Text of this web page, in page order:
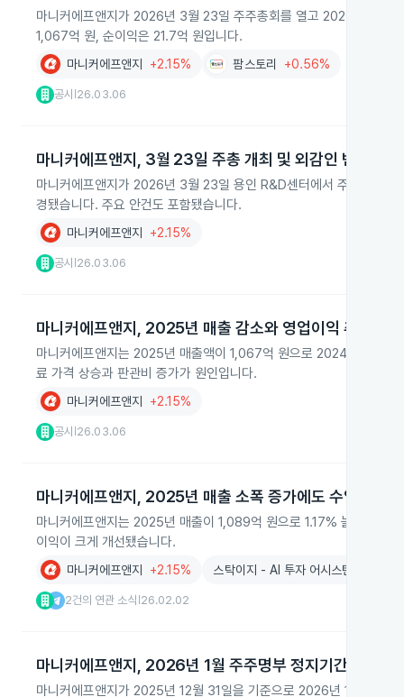
마니커에프앤지가 2026년 3월 23일 주주총회를 열고 2025년 재무
1,067억 원, 순이익은 21.7억 원입니다.
마니커에프앤지 +2.15% 팜스토리 +0.56%
공시 26.03.06
마니커에프앤지, 3월 23일 주총 개최 및 외감인 변경
마니커에프앤지가 2026년 3월 23일 용인 R&D센터에서 주주총회
경됐습니다. 주요 안건도 포함됐습니다.
마니커에프앤지 +2.15%
공시 26.03.06
마니커에프앤지, 2025년 매출 감소와 영업이익 추락
마니커에프앤지는 2025년 매출액이 1,067억 원으로 2024년보다
료 가격 상승과 판관비 증가가 원인입니다.
마니커에프앤지 +2.15%
공시 26.03.06
마니커에프앤지, 2025년 매출 소폭 증가에도 수익성 악화
마니커에프앤지는 2025년 매출이 1,089억 원으로 1.17% 늘었지만
이익이 크게 개선됐습니다.
마니커에프앤지 +2.15% 스탁이지 - AI 투자 어시스턴트
2건의 연관 소식 26.02.02
마니커에프앤지, 2026년 1월 주주명부 정지기간 설정
마니커에프앤지가 2025년 12월 31일을 기준으로 2026년 1월 1일부